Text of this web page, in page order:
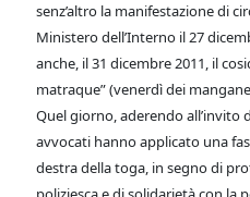
senz’altro la manifestazione di
Ministero dell’Interno il 27
anche, il 31 dicembre 2011, il
matraque” (venerdì dei
Quel giorno, aderendo all’invito
avvocati hanno applicato una
destra della toga, in segno di